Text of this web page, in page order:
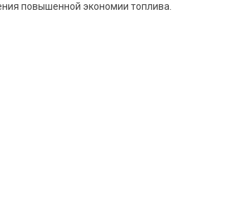
повышенной экономии топлива.